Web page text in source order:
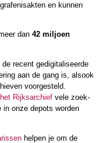
en kunnen
dan 42 miljoen
recent gedigitaliseerde
aan de gang is, alsook
voorgesteld.
Rijksarchiefvele zoek-
onze depots worden
helpen je om de